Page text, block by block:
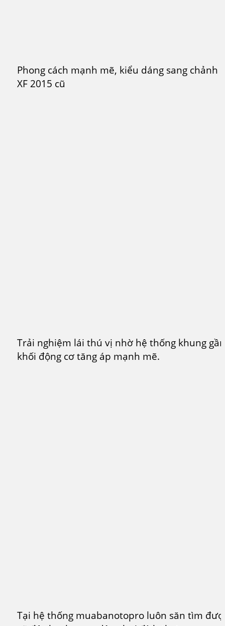
Phong cách mạnh mẽ, kiểu dáng sang chảnh
XF 2015 cũ
Trải nghiệm lái thú vị nhờ hệ thống khung
khối động cơ tăng áp mạnh mẽ.
Tại hệ thống muabanotopro luôn săn tìm